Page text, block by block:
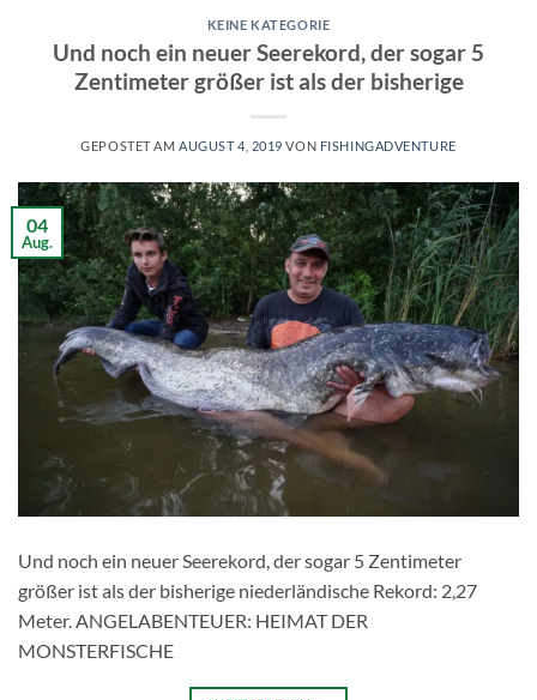
KEINE KATEGORIE
Und noch ein neuer Seerekord, der sogar 5
Zentimeter größer ist als der bisherige
GEPOSTET AMAUGUST 4, 2019 VON FISHINGADVENTURE
04
Aug.
Und noch ein neuer Seerekord, der sogar 5 Zentimeter
größer ist als der bisherige niederländische Rekord: 2,27
Meter. ANGELABENTEUER: HEIMAT DER
MONSTERFISCHE